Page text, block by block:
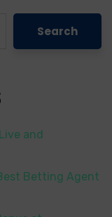
Search
and
Betting Agent